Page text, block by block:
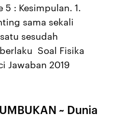
5 : Kesimpulan. 1.
sama sekali
sesudah
Soal Fisika
Jawaban 2019
~ Dunia